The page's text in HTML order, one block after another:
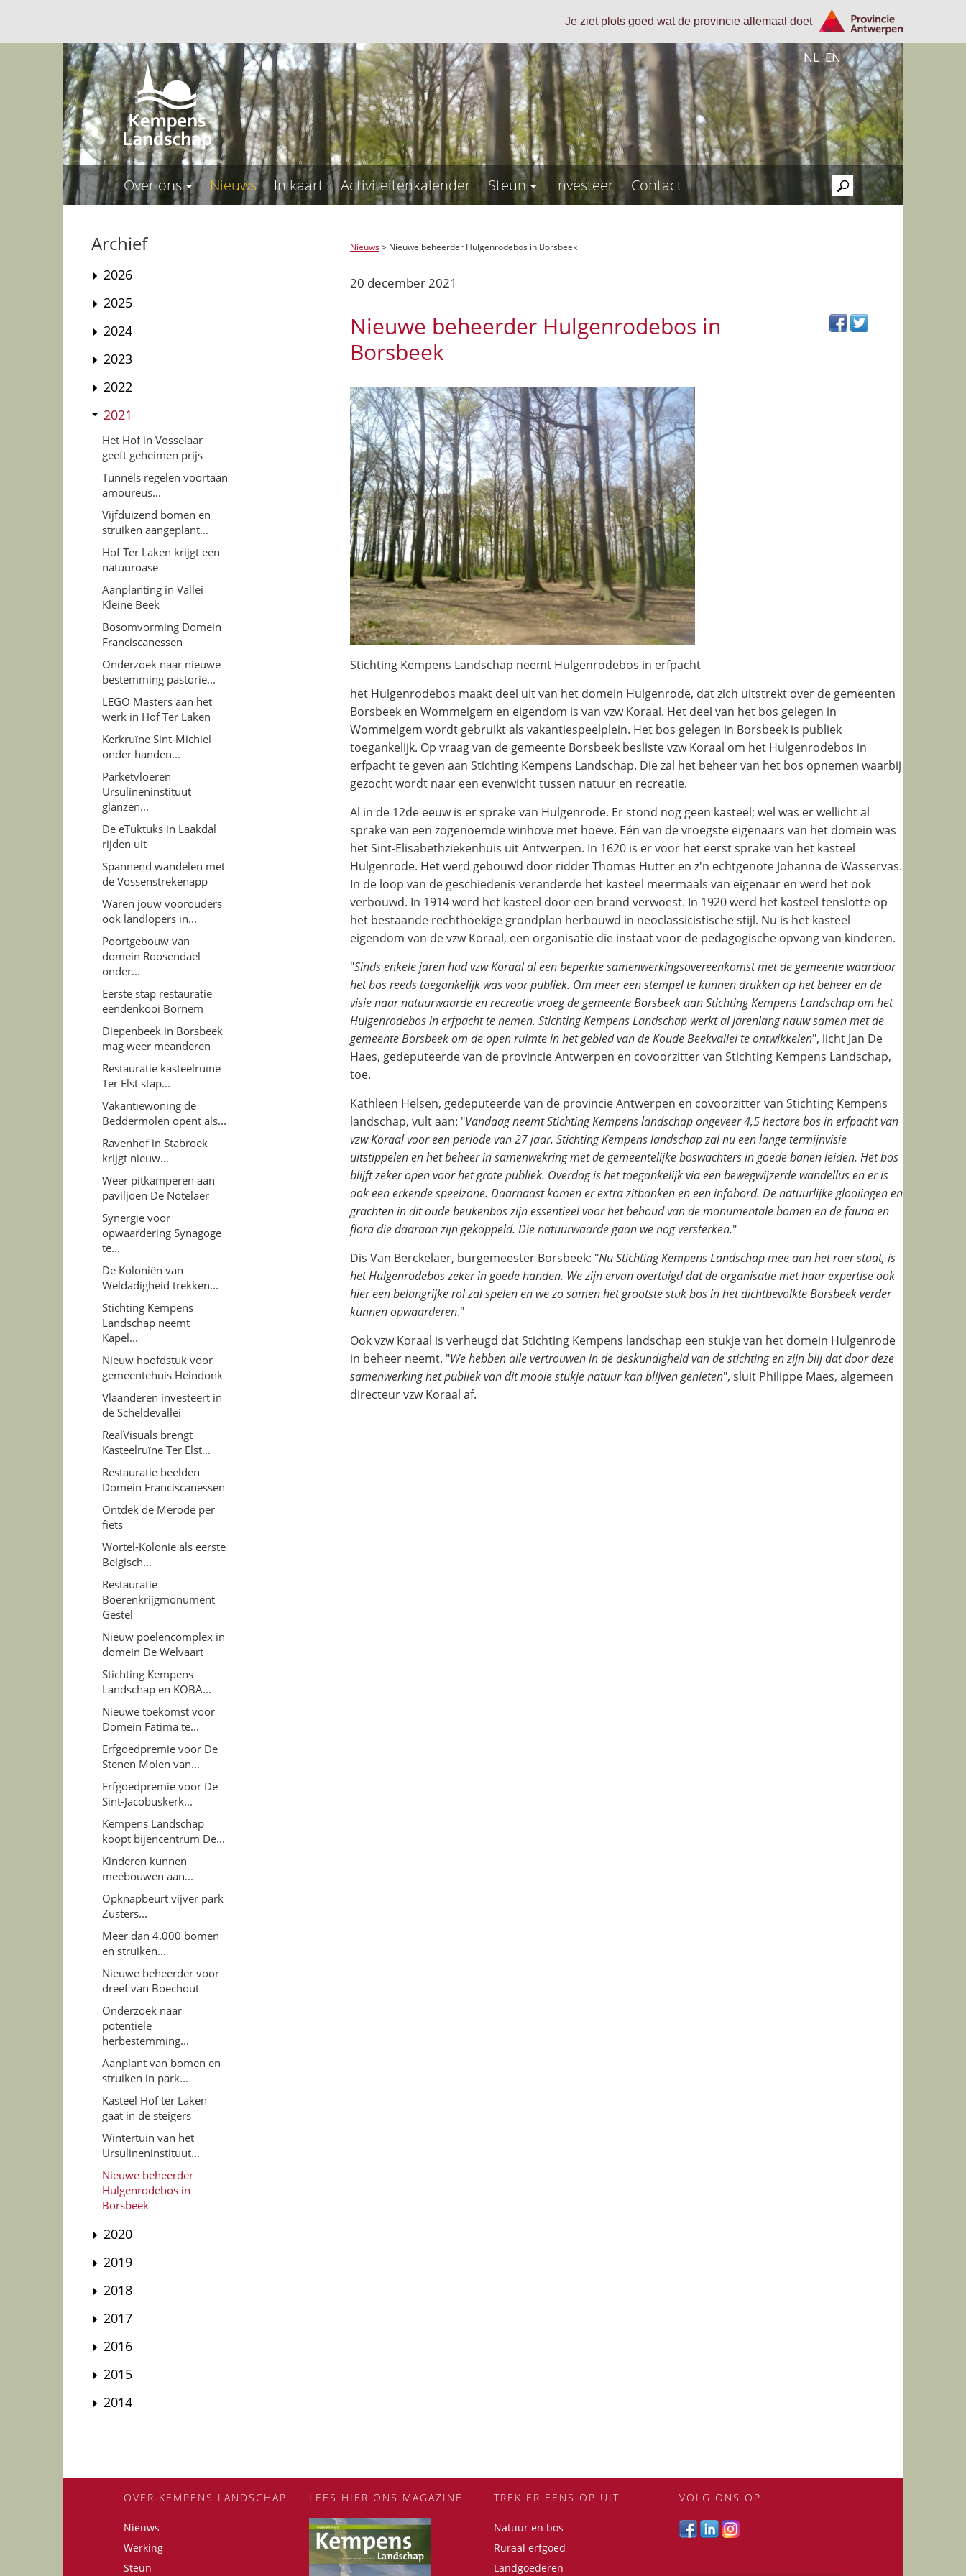
Je ziet plots goed wat de provincie allemaal doet
NL EN
Over ons Nieuws In kaart Activiteitenkalender Steun Investeer Contact
>
Nieuws> Nieuwe beheerder Hulgenrodebos in Borsbeek
20 december 2021
Nieuwe beheerder Hulgenrodebos in
Borsbeek
Stichting Kempens Landschap neemt Hulgenrodebos in erfpacht
het Hulgenrodebos maakt deel uit van het domein Hulgenrode, dat zich uitstrekt over de gemeenten
Borsbeek en Wommelgem en eigendom is van vzw Koraal. Het deel van het bos gelegen in
Wommelgem wordt gebruikt als vakantiespeelplein. Het bos gelegen in Borsbeek is publiek
toegankelijk. Op vraag van de gemeente Borsbeek besliste vzw Koraal om het Hulgenrodebos in
erfpacht te geven aan Stichting Kempens Landschap. Die zal het beheer van het bos opnemen waarbij
gezocht wordt naar een evenwicht tussen natuur en recreatie.
Al in de 12de eeuw is er sprake van Hulgenrode. Er stond nog geen kasteel; wel was er wellicht al
sprake van een zogenoemde winhove met hoeve. Eén van de vroegste eigenaars van het domein was
het Sint-Elisabethziekenhuis uit Antwerpen. In 1620 is er voor het eerst sprake van het kasteel
Hulgenrode. Het werd gebouwd door ridder Thomas Hutter en z'n echtgenote Johanna de Wasservas.
In de loop van de geschiedenis veranderde het kasteel meermaals van eigenaar en werd het ook
verbouwd. In 1914 werd het kasteel door een brand verwoest. In 1920 werd het kasteel tenslotte op
het bestaande rechthoekige grondplan herbouwd in neoclassicistische stijl. Nu is het kasteel
eigendom van de vzw Koraal, een organisatie die instaat voor de pedagogische opvang van kinderen.
"Sinds enkele jaren had vzw Koraal al een beperkte samenwerkingsovereenkomst met de gemeente waardoor
het bos reeds toegankelijk was voor publiek. Om meer een stempel te kunnen drukken op het beheer en de
visie naar natuurwaarde en recreatie vroeg de gemeente Borsbeek aan Stichting Kempens Landschap om het
Hulgenrodebos in erfpacht te nemen. Stichting Kempens Landschap werkt al jarenlang nauw samen met de
gemeente Borsbeek om de open ruimte in het gebied van de Koude Beekvallei te ontwikkelen", licht Jan De
Haes, gedeputeerde van de provincie Antwerpen en covoorzitter van Stichting Kempens Landschap,
toe.
Kathleen Helsen, gedeputeerde van de provincie Antwerpen en covoorzitter van Stichting Kempens
landschap, vult aan: "Vandaag neemt Stichting Kempens landschap ongeveer 4,5 hectare bos in erfpacht van
vzw Koraal voor een periode van 27 jaar. Stichting Kempens landschap zal nu een lange termijnvisie
uitstippelen en het beheer in samenwekring met de gemeentelijke boswachters in goede banen leiden. Het bos
blijft zeker open voor het grote publiek. Overdag is het toegankelijk via een bewegwijzerde wandellus en er is
ook een erkende speelzone. Daarnaast komen er extra zitbanken en een infobord. De natuurlijke glooiingen en
grachten in dit oude beukenbos zijn essentieel voor het behoud van de monumentale bomen en de fauna en
flora die daaraan zijn gekoppeld. Die natuurwaarde gaan we nog versterken."
Dis Van Berckelaer, burgemeester Borsbeek: "Nu Stichting Kempens Landschap mee aan het roer staat, is
het Hulgenrodebos zeker in goede handen. We zijn ervan overtuigd dat de organisatie met haar expertise ook
hier een belangrijke rol zal spelen en we zo samen het grootste stuk bos in het dichtbevolkte Borsbeek verder
kunnen opwaarderen."
Ook vzw Koraal is verheugd dat Stichting Kempens landschap een stukje van het domein Hulgenrode
in beheer neemt. "We hebben alle vertrouwen in de deskundigheid van de stichting en zijn blij dat door deze
samenwerking het publiek van dit mooie stukje natuur kan blijven genieten", sluit Philippe Maes, algemeen
directeur vzw Koraal af.
Archief
2026
2025
2024
2023
2022
2021
Het Hof in Vosselaar
geeft geheimen prijs
Tunnels regelen voortaan
amoureus...
Vijfduizend bomen en
struiken aangeplant...
Hof Ter Laken krijgt een
natuuroase
Aanplanting in Vallei
Kleine Beek
Bosomvorming Domein
Franciscanessen
Onderzoek naar nieuwe
bestemming pastorie...
LEGO Masters aan het
werk in Hof Ter Laken
Kerkruïne Sint-Michiel
onder handen...
Parketvloeren
Ursulineninstituut
glanzen...
De eTuktuks in Laakdal
rijden uit
Spannend wandelen met
de Vossenstrekenapp
Waren jouw voorouders
ook landlopers in...
Poortgebouw van
domein Roosendael
onder...
Eerste stap restauratie
eendenkooi Bornem
Diepenbeek in Borsbeek
mag weer meanderen
Restauratie kasteelruïne
Ter Elst stap...
Vakantiewoning de
Beddermolen opent als...
Ravenhof in Stabroek
krijgt nieuw...
Weer pitkamperen aan
paviljoen De Notelaer
Synergie voor
opwaardering Synagoge
te...
De Koloniën van
Weldadigheid trekken...
Stichting Kempens
Landschap neemt
Kapel...
Nieuw hoofdstuk voor
gemeentehuis Heindonk
Vlaanderen investeert in
de Scheldevallei
RealVisuals brengt
Kasteelruïne Ter Elst...
Restauratie beelden
Domein Franciscanessen
Ontdek de Merode per
fiets
Wortel-Kolonie als eerste
Belgisch...
Restauratie
Boerenkrijgmonument
Gestel
Nieuw poelencomplex in
domein De Welvaart
Stichting Kempens
Landschap en KOBA...
Nieuwe toekomst voor
Domein Fatima te...
Erfgoedpremie voor De
Stenen Molen van...
Erfgoedpremie voor De
Sint-Jacobuskerk...
Kempens Landschap
koopt bijencentrum De...
Kinderen kunnen
meebouwen aan...
Opknapbeurt vijver park
Zusters...
Meer dan 4.000 bomen
en struiken...
Nieuwe beheerder voor
dreef van Boechout
Onderzoek naar
potentiële
herbestemming...
Aanplant van bomen en
struiken in park...
Kasteel Hof ter Laken
gaat in de steigers
Wintertuin van het
Ursulineninstituut...
Nieuwe beheerder
Hulgenrodebos in
Borsbeek
2020
2019
2018
2017
2016
2015
2014
OVER KEMPENS LANDSCHAP
Nieuws
Werking
Steun
LEES HIER ONS MAGAZINE TREK ER EENS OP UIT
Natuur en bos
Ruraal erfgoed
Landgoederen
VOLG ONS OP